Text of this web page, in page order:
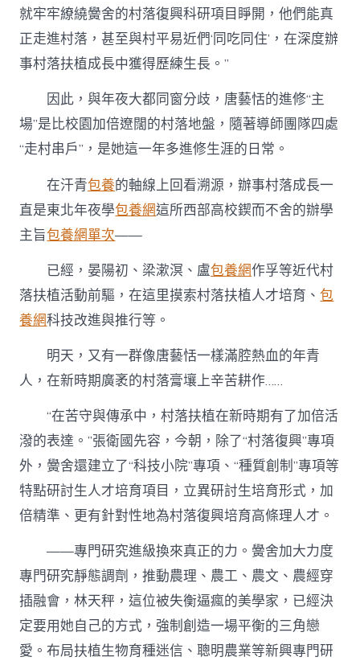
就牢牢繚繞黌舍的村落復興科研項目睜開，他們能真
正走進村落，甚至與村平易近們‘同吃同住’，在深度辦
事村落扶植成長中獲得歷練生長。”
因此，與年夜大都同窗分歧，唐藝恬的進修“主
場”是比校園加倍遼闊的村落地盤，隨著導師團隊四處
“走村串戶”，是她這一年多進修生涯的日常。
在汗青包養的軸線上回看溯源，辦事村落成長一
直是東北年夜學包養網這所西部高校鍥而不舍的辦學
主旨包養網單次——
已經，晏陽初、梁漱溟、盧包養網作孚等近代村
落扶植活動前驅，在這里摸索村落扶植人才培育、包
養網科技改進與推行等。
明天，又有一群像唐藝恬一樣滿腔熱血的年青
人，在新時期廣袤的村落膏壤上辛苦耕作……
“在苦守與傳承中，村落扶植在新時期有了加倍活
潑的表達。”張衛國先容，今朝，除了“村落復興”專項
外，黌舍還建立了“科技小院”專項、“種質創制”專項等
特點研討生人才培育項目，立異研討生培育形式，加
倍精準、更有針對性地為村落復興培育高條理人才。
——專門研究進級換來真正的力。黌舍加大力度
專門研究靜態調劑，推動農理、農工、農文、農經穿
插融會，林天秤，這位被失衡逼瘋的美學家，已經決
定要用她自己的方式，強制創造一場平衡的三角戀
愛。布局扶植生物育種迷信、聰明農業等新興專門研